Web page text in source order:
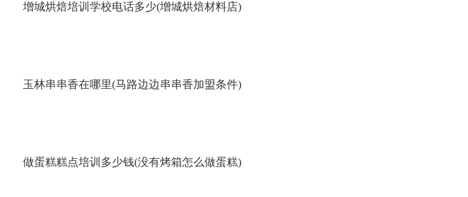
增城烘焙培训学校电话多少(增城烘焙材料店)
玉林串串香在哪里(马路边边串串香加盟条件)
做蛋糕糕点培训多少钱(没有烤箱怎么做蛋糕)